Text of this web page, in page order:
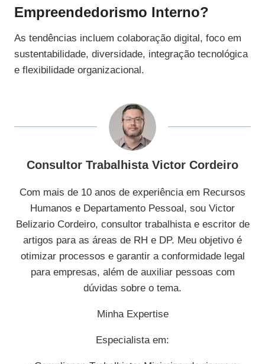
Empreendedorismo Interno?
As tendências incluem colaboração digital, foco em
sustentabilidade, diversidade, integração tecnológica
e flexibilidade organizacional.
Consultor Trabalhista Victor Cordeiro
Com mais de 10 anos de experiência em Recursos
Humanos e Departamento Pessoal, sou Victor
Belizario Cordeiro, consultor trabalhista e escritor de
artigos para as áreas de RH e DP. Meu objetivo é
otimizar processos e garantir a conformidade legal
para empresas, além de auxiliar pessoas com
dúvidas sobre o tema.
Minha Expertise
Especialista em: